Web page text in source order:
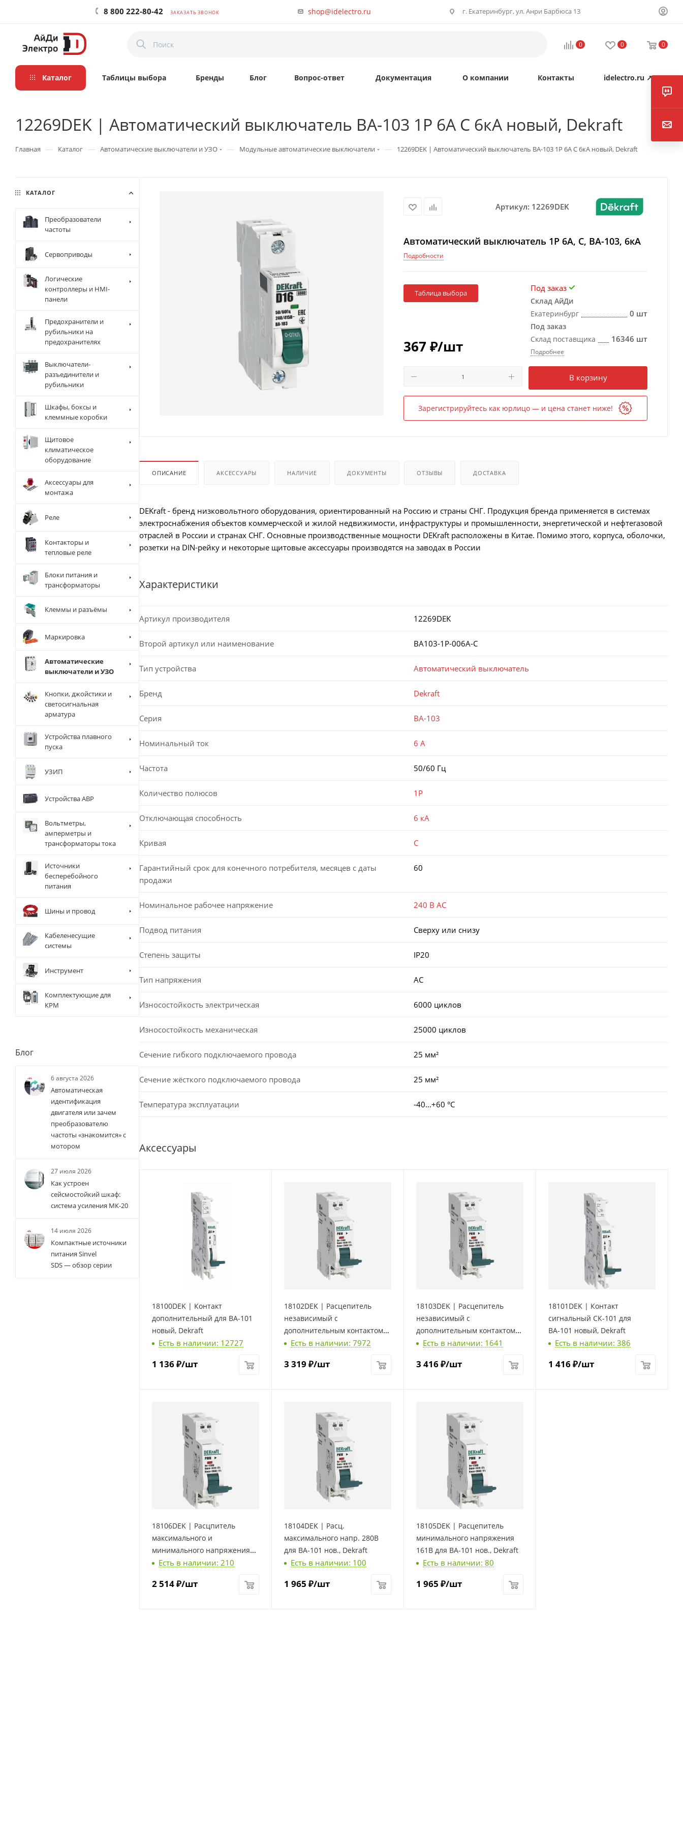
8 800 222-80-42 ЗАКАЗАТЬ ЗВОНОК shop@idelectro.ru г. Екатеринбург, ул. Анри Барбюса 13
0 0 0
Каталог Таблицы выбора Бренды Блог Вопрос-ответ Документация О компании Контакты idelectro.ru ↗
12269DEK | Автоматический выключатель ВА-103 1P 6А C 6кА новый, Dekraft
Главная — Каталог — Автоматические выключатели и УЗО — Модульные автоматические выключатели — 12269DEK | Автоматический выключатель ВА-103 1P 6А C 6кА новый, Dekraft
Артикул: 12269DEK
Автоматический выключатель 1Р 6А, C, ВА-103, 6кА
Подробности
Таблица выбора
367 ₽/шт
Под заказ
Склад АйДи
Екатеринбург
0 шт
Под заказ
Склад поставщика
16346 шт
Подробнее
В корзину
Зарегистрируйтесь как юрлицо — и цена станет ниже!
ОПИСАНИЕ АКСЕССУАРЫ НАЛИЧИЕ ДОКУМЕНТЫ ОТЗЫВЫ ДОСТАВКА
DEKraft - бренд низковольтного оборудования, ориентированный на Россию и страны СНГ. Продукция бренда применяется в системах
электроснабжения объектов коммерческой и жилой недвижимости, инфраструктуры и промышленности, энергетической и нефтегазовой
отраслей в России и странах СНГ. Основные производственные мощности DEKraft расположены в Китае. Помимо этого, корпуса, оболочки,
розетки на DIN-рейку и некоторые щитовые аксессуары производятся на заводах в России
Характеристики
Артикул производителя 12269DEK
Второй артикул или наименование ВА103-1P-006A-C
Тип устройства Автоматический выключатель
Бренд Dekraft
Серия ВА-103
Номинальный ток 6 А
Частота 50/60 Гц
Количество полюсов 1P
Отключающая способность 6 кА
Кривая C
Гарантийный срок для конечного потребителя, месяцев с даты
продажи
60
Номинальное рабочее напряжение 240 В AC
Подвод питания Сверху или снизу
Степень защиты IP20
Тип напряжения AC
Износостойкость электрическая 6000 циклов
Износостойкость механическая 25000 циклов
Сечение гибкого подключаемого провода 25 мм²
Сечение жёсткого подключаемого провода 25 мм²
Температура эксплуатации -40…+60 °С
Аксессуары
18100DEK | Контакт
дополнительный для ВА-101
новый, Dekraft
Есть в наличии: 12727
1 136₽/шт
18102DEK | Расцепитель
независимый с
дополнительным контактом
220В для ВА-101 нов., Dekraft
Есть в наличии: 7972
3 319 ₽/шт
18103DEK | Расцепитель
независимый с
дополнительным контактом
24В, 48В AC_DC для ВА-101
Есть в наличии: 1641
3 416₽/шт
18101DEK | Контакт
сигнальный СК-101 для
ВА-101 новый, Dekraft
Есть в наличии: 386
1 416₽/шт
18106DEK | Расцпитель
максимального и
минимального напряжения
280В 161В для ВА-101 нов.,
Есть в наличии: 210
2 514₽/шт
18104DEK | Расц.
максимального напр. 280В
для ВА-101 нов., Dekraft
Есть в наличии: 100
1 965 ₽/шт
18105DEK | Расцепитель
минимального напряжения
161В для ВА-101 нов., Dekraft
Есть в наличии: 80
1 965 ₽/шт
КАТАЛОГ
Преобразователи
частоты
Сервоприводы
Логические
контроллеры и HMI-
панели
Предохранители и
рубильники на
предохранителях
Выключатели-
разъединители и
рубильники
Шкафы, боксы и
клеммные коробки
Щитовое
климатическое
оборудование
Аксессуары для
монтажа
Реле
Контакторы и
тепловые реле
Блоки питания и
трансформаторы
Клеммы и разъёмы
Маркировка
Автоматические
выключатели и УЗО
Кнопки, джойстики и
светосигнальная
арматура
Устройства плавного
пуска
УЗИП
Устройства АВР
Вольтметры,
амперметры и
трансформаторы тока
Источники
бесперебойного
питания
Шины и провод
Кабеленесущие
системы
Инструмент
Комплектующие для
КРМ
Блог
6 августа 2026
Автоматическая
идентификация
двигателя или зачем
преобразователю
частоты «знакомится» с
мотором
27 июля 2026
Как устроен
сейсмостойкий шкаф:
система усиления МК-20
14 июля 2026
Компактные источники
питания Sinvel
SDS — обзор серии